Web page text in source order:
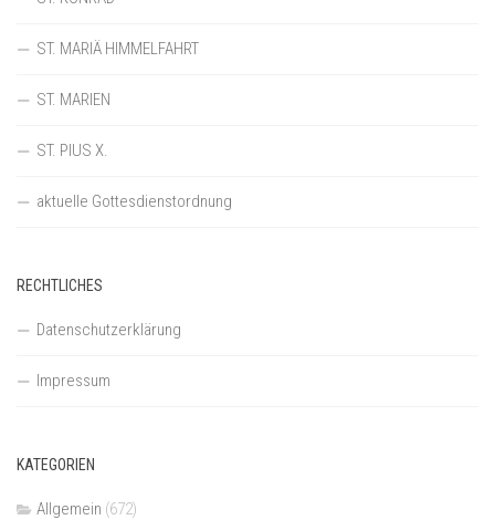
ST. MARIÄ HIMMELFAHRT
ST. MARIEN
ST. PIUS X.
aktuelle Gottesdienstordnung
RECHTLICHES
Datenschutzerklärung
Impressum
KATEGORIEN
Allgemein (672)